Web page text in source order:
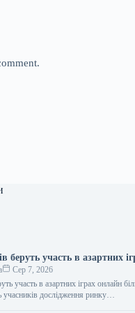
беруть участь в азартних
Сер 7, 2026
участь в азартних іграх
учасників дослідження ринку…